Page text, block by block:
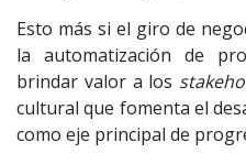
Esto más si el giro de
la automatización de
brindar valor a los
cultural que fomenta el
como eje principal de